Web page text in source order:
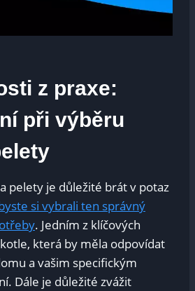
z praxe:
při výběru
pelety je důležité brát v potaz
si vybrali ten správný
. Jedním z klíčových
která by měla odpovídat
a vašim specifickým
Dále je důležité zvážit